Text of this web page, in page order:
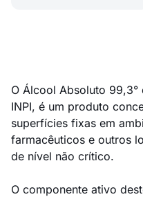
O Álcool Absoluto
INPI, é um produto
superfícies fixas em
farmacêuticos e outros
de nível não crítico.
O componente ativo